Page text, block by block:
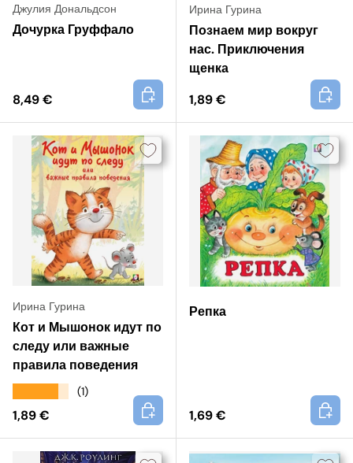
Джулия Дональдсон
Дочурка Груффало
8,49 €
+
Ирина Гурина
Познаем мир вокруг
нас. Приключения
щенка
1,89 €
+
Ирина Гурина
Кот и Мышонок идут по
следу или важные
правила поведения
(1)
1,89 €
+
Репка
1,69 €
+